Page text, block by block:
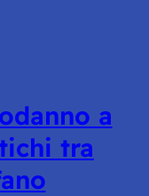
a
tra